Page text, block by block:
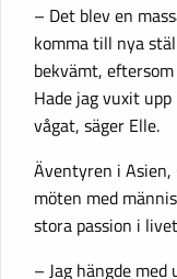
– Det blev en
komma till nya
bekvämt,
Hade jag vuxit
vågat, säger Elle.
Äventyren i Asien,
möten med
stora passion i
– Jag hängde